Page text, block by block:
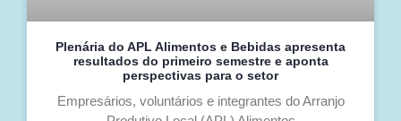
Plenária do APL Alimentos e Bebidas apresenta
resultados do primeiro semestre e aponta
perspectivas para o setor
Empresários, voluntários e integrantes do Arranjo